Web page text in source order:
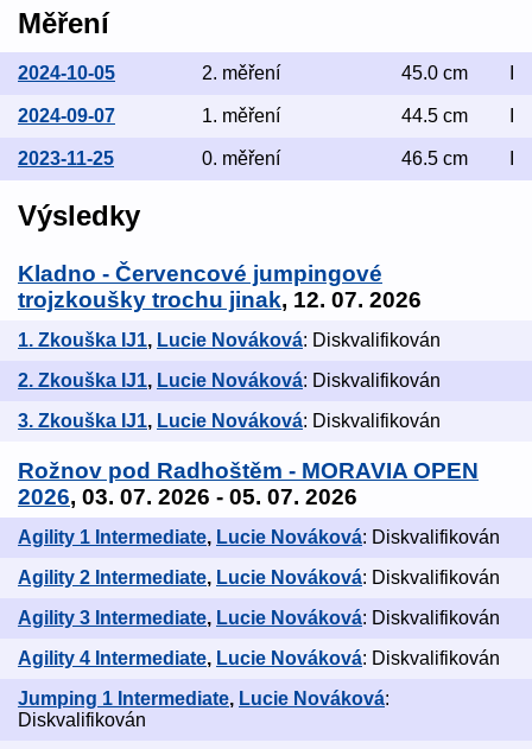
Měření
2024-10-05 2. měření 45.0 cm
2024-09-07 1. měření 44.5 cm
2023-11-25 0. měření 46.5 cm
Výsledky
Kladno - Červencové jumpingové
trojzkoušky trochu jinak, 12. 07. 2026
1. Zkouška IJ1, Lucie Nováková: Diskvalifikován
2. Zkouška IJ1, Lucie Nováková: Diskvalifikován
3. Zkouška IJ1, Lucie Nováková: Diskvalifikován
Rožnov pod Radhoštěm - MORAVIA OPEN
2026, 03. 07. 2026 - 05. 07. 2026
Agility 1 Intermediate, Lucie Nováková: Diskvalifikován
Agility 2 Intermediate, Lucie Nováková: Diskvalifikován
Agility 3 Intermediate, Lucie Nováková: Diskvalifikován
Agility 4 Intermediate, Lucie Nováková: Diskvalifikován
Jumping 1 Intermediate, Lucie Nováková:
Diskvalifikován